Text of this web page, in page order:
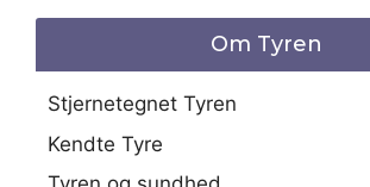
Om Tyren
Stjernetegnet Tyren
Kendte Tyre